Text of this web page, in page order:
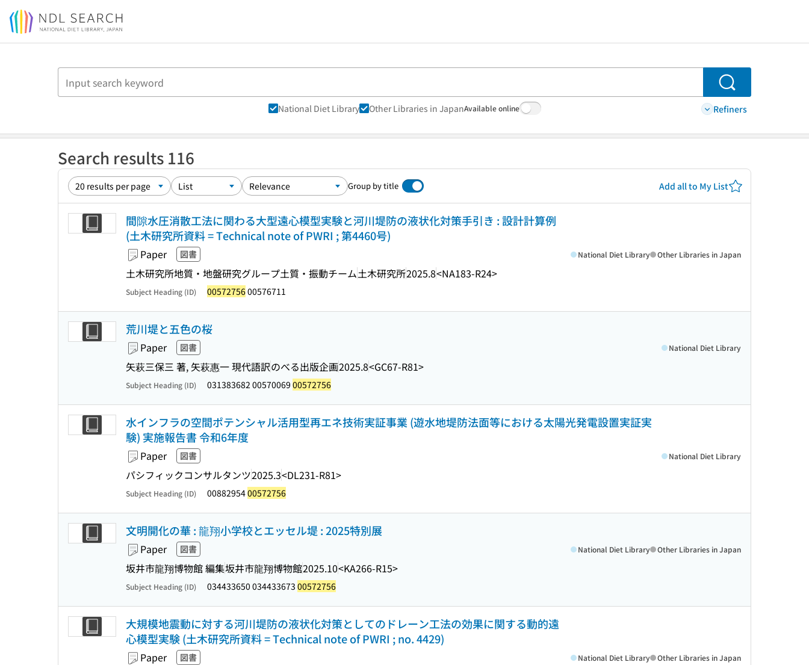
Jump to main content
Search
National Diet Library Other Libraries in JapanAvailable online Refiners
Search results 116
Group by title Add all to My List
間隙水圧消散工法に関わる大型遠心模型実験と河川堤防の液状化対策手引き : 設計計算例
(土木研究所資料 = Technical note of PWRI ; 第4460号)
Paper 図書
土木研究所地質・地盤研究グループ土質・振動チーム土木研究所2025.8<NA183-R24>
National Diet Library Other Libraries in Japan
Subject Heading (ID) 0057275600576711
荒川堤と五色の桜
Paper 図書
矢萩三保三 著, 矢萩惠一 現代語訳のべる出版企画2025.8<GC67-R81>
National Diet Library
Subject Heading (ID) 031383682 00570069 00572756
水インフラの空間ポテンシャル活用型再エネ技術実証事業 (遊水地堤防法面等における太陽光発電設置実証実
験) 実施報告書 令和6年度
Paper 図書
パシフィックコンサルタンツ2025.3<DL231-R81>
National Diet Library
Subject Heading (ID) 0088295400572756
文明開化の華 : 龍翔小学校とエッセル堤 : 2025特別展
Paper 図書
坂井市龍翔博物館 編集坂井市龍翔博物館2025.10<KA266-R15>
National Diet Library Other Libraries in Japan
Subject Heading (ID) 034433650 034433673 00572756
大規模地震動に対する河川堤防の液状化対策としてのドレーン工法の効果に関する動的遠
心模型実験 (土木研究所資料 = Technical note of PWRI ; no. 4429)
Paper 図書 National Diet Library Other Libraries in Japan